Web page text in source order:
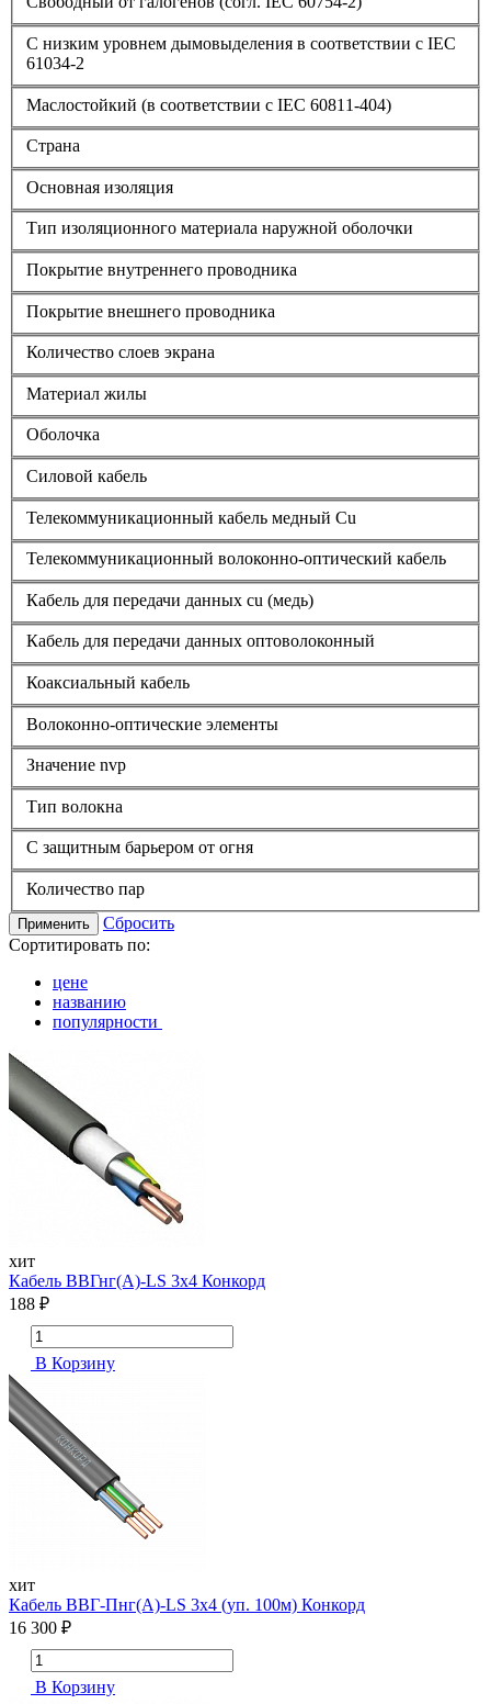
С низким уровнем дымовыделения в соответствии с IEC
61034-2
Маслостойкий (в соответствии с IEC 60811-404)
Страна
Основная изоляция
Тип изоляционного материала наружной оболочки
Покрытие внутреннего проводника
Покрытие внешнего проводника
Количество слоев экрана
Материал жилы
Оболочка
Силовой кабель
Телекоммуникационный кабель медный Cu
Телекоммуникационный волоконно-оптический кабель
Кабель для передачи данных cu (медь)
Кабель для передачи данных оптоволоконный
Коаксиальный кабель
Волоконно-оптические элементы
Значение nvp
Тип волокна
С защитным барьером от огня
Количество пар
Применить
Сбросить
Сортитировать по:
цене
названию
популярности
хит
Кабель ВВГнг(А)-LS 3х4 Конкорд
188 ₽
В Корзину
хит
Кабель ВВГ-Пнг(А)-LS 3х4 (уп. 100м) Конкорд
16 300 ₽
В Корзину